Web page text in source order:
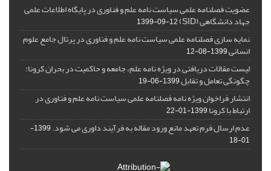
عضویت فصلنامه علمی سیاست نامه علم و فناوری در پایگاه اطلاعات علمی
جهاد دانشگاهی (SID) 1399-09-12
نمایه سازی فصلنامه علمی سیاست نامه علم و فناوری در پرتال جامع علوم
انسانی1399-08-12
لیست مقالات دریافتی در ویژه نامه علم، جامعه و حاکمیت در بحران کرونا:
چگونگی تعامل و تقابل1399-06-19
انتشار فراخوان ویژه‏ نامه فصلنامه علمی سیاست نامه علم و فناوری در
ارتباط با کرونا1399-01-22
عدم ارسال فرم تعهد مانع ورود مقاله به فرآیند داوری می شود.
1399-
01-18